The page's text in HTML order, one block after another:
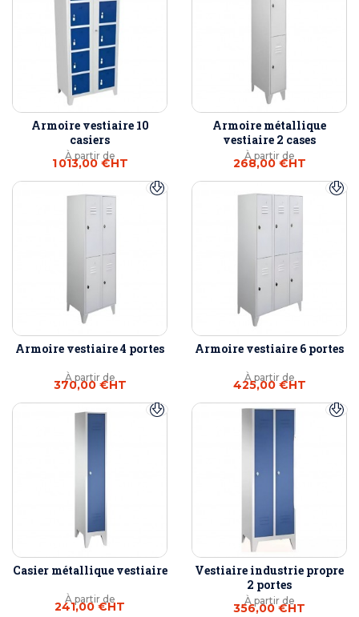
Armoire vestiaire 10
casiers
À partir de
1 013,00 €HT
Armoire métallique
vestiaire 2 cases
À partir de
268,00 €HT
Armoire vestiaire 4 portes
À partir de
370,00 €HT
Armoire vestiaire 6 portes
À partir de
425,00 €HT
Casier métallique vestiaire
À partir de
241,00 €HT
Vestiaire industrie propre
2 portes
À partir de
356,00 €HT